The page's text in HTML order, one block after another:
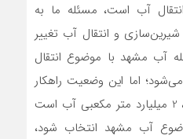
آب است، مسئله ما به
و انتقال آب تغییر
آب مشهد با موضوع انتقال
اما این وضعیت راهکار
دیگری نیز دارد و آن کاهش، 2 میلیارد متر مکعبی آب است
آب مشهد انتخاب شود،